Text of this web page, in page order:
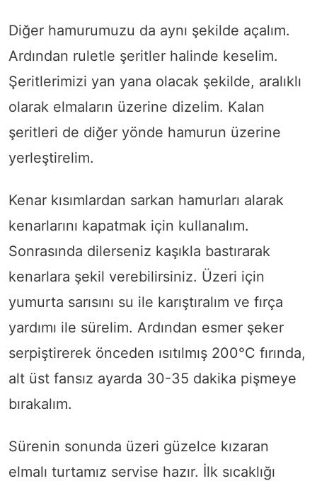
Diğer hamurumuzu da aynı şekilde açalım.
Ardından ruletle şeritler halinde keselim.
Şeritlerimizi yan yana olacak şekilde, aralıklı
olarak elmaların üzerine dizelim. Kalan
şeritleri de diğer yönde hamurun üzerine
yerleştirelim.
Kenar kısımlardan sarkan hamurları alarak
kenarlarını kapatmak için kullanalım.
Sonrasında dilerseniz kaşıkla bastırarak
kenarlara şekil verebilirsiniz. Üzeri için
yumurta sarısını su ile karıştıralım ve fırça
yardımı ile sürelim. Ardından esmer şeker
serpiştirerek önceden ısıtılmış 200°C fırında,
alt üst fansız ayarda 30-35 dakika pişmeye
bırakalım.
Sürenin sonunda üzeri güzelce kızaran
elmalı turtamız servise hazır. İlk sıcaklığı